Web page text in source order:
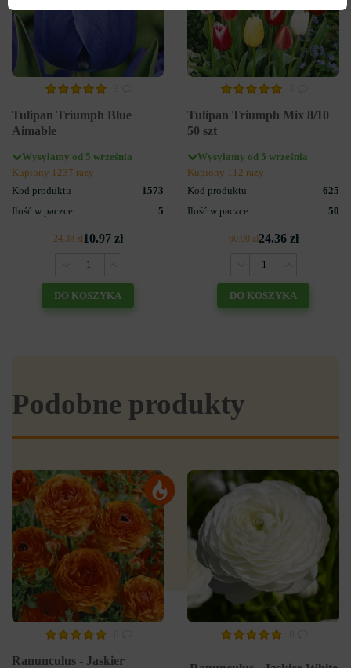
Tulipan Triumph Blue
Aimable
Wysyłamy od 5 września
Kupiony 1237 razy
Kod produktu
1573
Ilość w paczce
5
24.38 zł10.97 zł
DO KOSZYKA
Tulipan Triumph Mix 8/10
50 szt
Wysyłamy od 5 września
Kupiony 112 razy
Kod produktu
625
Ilość w paczce
50
60.90 zł24.36 zł
DO KOSZYKA
Podobne produkty
Ranunculus - Jaskier